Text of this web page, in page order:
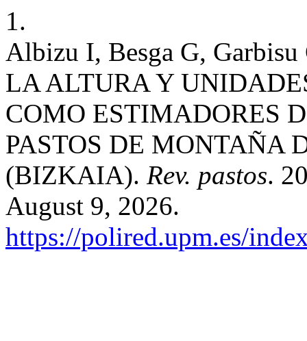
1.
Albizu I, Besga G,
LA ALTURA Y
COMO ESTIMADORES
PASTOS DE MONTAÑA
(BIZKAIA). Rev. pastos.
August 9, 2026.
https://polired.upm.es/